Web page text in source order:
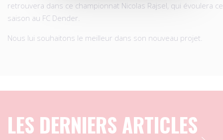
retrouvera dans ce championnat Nicolas Rajsel, qui évoulera
saison au FC Dender.
Nous lui souhaitons le meilleur dans son nouveau projet.
LES DERNIERS ARTICLES